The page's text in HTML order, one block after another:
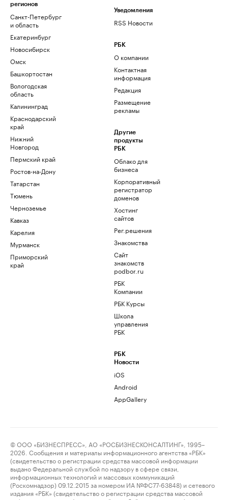
регионов
Санкт-Петербург
и область
Екатеринбург
Новосибирск
Омск
Башкортостан
Вологодская
область
Калининград
Краснодарский
край
Нижний
Новгород
Пермский край
Ростов-на-Дону
Татарстан
Тюмень
Черноземье
Кавказ
Карелия
Мурманск
Приморский
край
Уведомления
RSS Новости
РБК
О компании
Контактная
информация
Редакция
Размещение
рекламы
Другие
продукты
РБК
Облако для
бизнеса
Корпоративный
регистратор
доменов
Хостинг
сайтов
Рег.решения
Знакомства
Сайт
знакомств
podbor.ru
РБК
Компании
РБК Курсы
Школа
управления
РБК
РБК
Новости
iOS
Android
AppGallery
© ООО «БИЗНЕСПРЕСС», АО «РОСБИЗНЕСКОНСАЛТИНГ», 1995–
2026. Сообщения и материалы информационного агентства «РБК»
(свидетельство о регистрации средства массовой информации
выдано Федеральной службой по надзору в сфере связи,
информационных технологий и массовых коммуникаций
(Роскомнадзор) 09.12.2015 за номером ИА №ФС77-63848) и сетевого
издания «РБК» (свидетельство о регистрации средства массовой